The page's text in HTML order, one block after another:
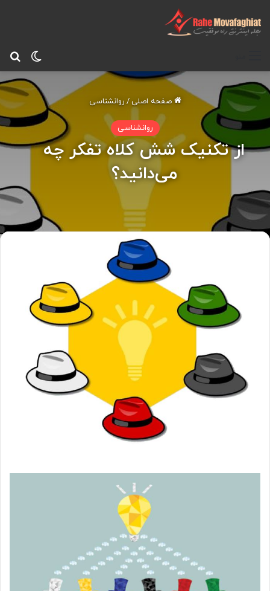
تغییر
صفحه اصلی/ روانشناسی
روانشناسی
از تکنیک شش کلاه تفکر چه
می‌دانید؟